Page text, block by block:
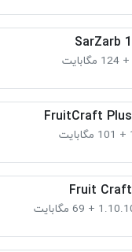
SarZarb
+ 124 مگابایت
FruitCraft
+ 101 مگابایت
Fruit
+ 69 مگابایت